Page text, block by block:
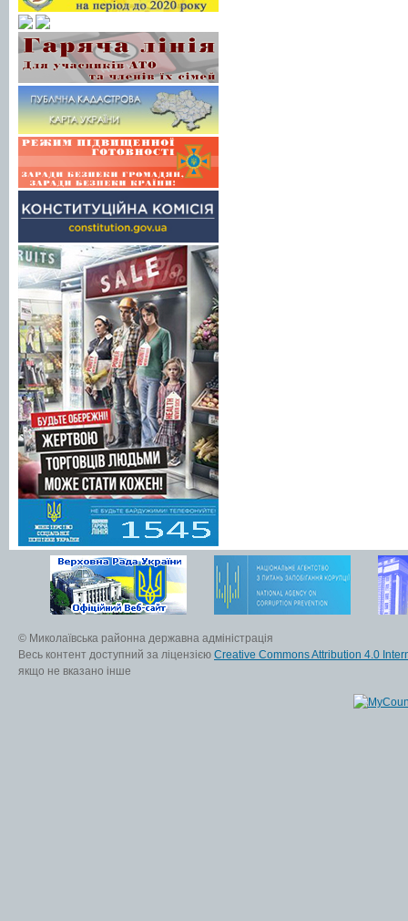
© Миколаївська районна державна адміністрація
Весь контент доступний за ліцензією Creative Commons Attribution 4.0
якщо не вказано інше